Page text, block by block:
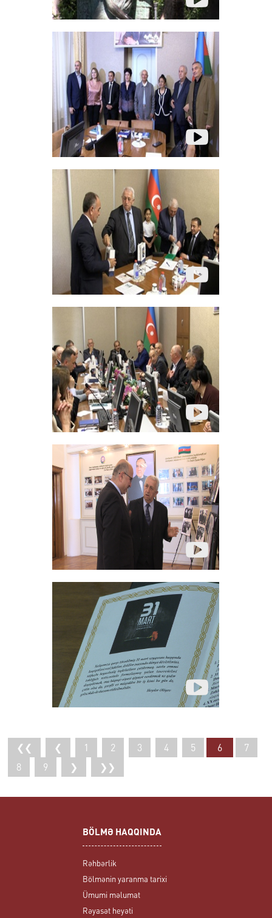
❮❮ ❮ 1 2 3 4 5 6
7
8
9 ❯ ❯❯
BÖLMƏ HAQQINDA
Rəhbərlik
Bölmənin yaranma tarixi
Ümumi məlumat
Rəyasət heyəti